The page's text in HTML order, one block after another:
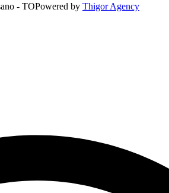
- TOPowered by Thigor Agency